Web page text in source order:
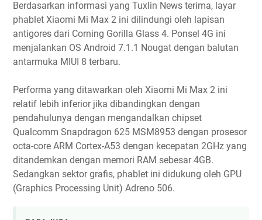
Berdasarkan informasi yang Tuxlin News terima, layar
phablet Xiaomi Mi Max 2 ini dilindungi oleh lapisan
antigores dari Corning Gorilla Glass 4. Ponsel 4G ini
menjalankan OS Android 7.1.1 Nougat dengan balutan
antarmuka MIUI 8 terbaru.
Performa yang ditawarkan oleh Xiaomi Mi Max 2 ini
relatif lebih inferior jika dibandingkan dengan
pendahulunya dengan mengandalkan chipset
Qualcomm Snapdragon 625 MSM8953 dengan prosesor
octa-core ARM Cortex-A53 dengan kecepatan 2GHz yang
ditandemkan dengan memori RAM sebesar 4GB.
Sedangkan sektor grafis, phablet ini didukung oleh GPU
(Graphics Processing Unit) Adreno 506.